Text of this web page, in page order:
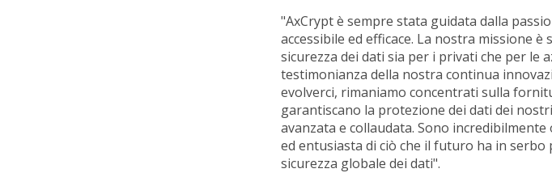
"AxCrypt è sempre stata guidata dalla
accessibile ed efficace. La nostra missione
sicurezza dei dati sia per i privati che per le
testimonianza della nostra continua
evolverci, rimaniamo concentrati sulla
garantiscano la protezione dei dati dei
avanzata e collaudata. Sono
ed entusiasta di ciò che il futuro ha in
sicurezza globale dei dati".